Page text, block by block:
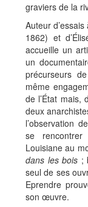
graviers de la
Auteur
1862) et
accueille un
un
précurseurs
même
de l’État mais,
deux
l’observation
se rencontrer
Louisiane au
dans les bois ;
seul de ses
Eprendre
son œuvre.